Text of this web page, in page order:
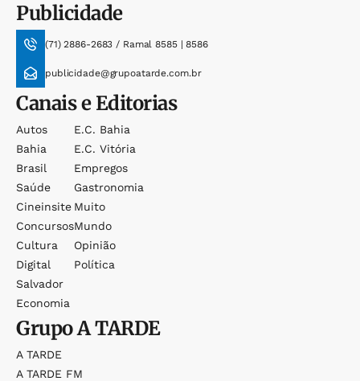
Publicidade
(71) 2886-2683 / Ramal 8585 | 8586
publicidade@grupoatarde.com.br
Canais e Editorias
Autos
Bahia
Brasil
Saúde
Cineinsite
Concursos
Cultura
Digital
Salvador
Economia
E.c. Bahia
E.c. Vitória
Empregos
Gastronomia
Muito
Mundo
Opinião
Política
GrupoA TARDE
A TARDE
A TARDE FM